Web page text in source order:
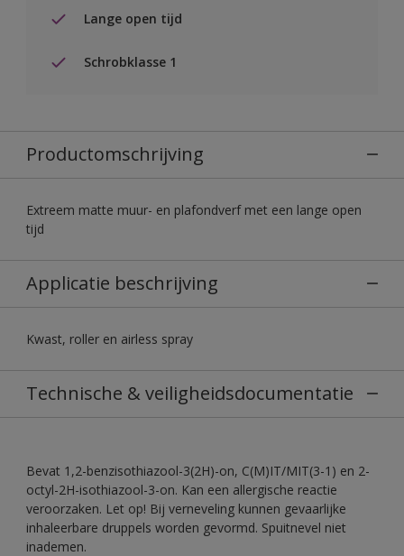
Lange open tijd
Schrobklasse 1
Productomschrijving
Extreem matte muur- en plafondverf met een lange open
tijd
Applicatie beschrijving
Kwast, roller en airless spray
Technische & veiligheidsdocumentatie
Bevat 1,2-benzisothiazool-3(2H)-on, C(M)IT/MIT(3-1) en 2-
octyl-2H-isothiazool-3-on. Kan een allergische reactie
veroorzaken. Let op! Bij verneveling kunnen gevaarlijke
inhaleerbare druppels worden gevormd. Spuitnevel niet
inademen.